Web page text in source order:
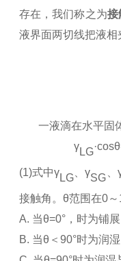
存在，我们称之为接
液界面两切线把液
一液滴在水平固
γLG
(1)式中γLG 、γSG
接触角。θ范围在0
A. 当θ=0°，时为铺
B. 当θ＜90°时为润